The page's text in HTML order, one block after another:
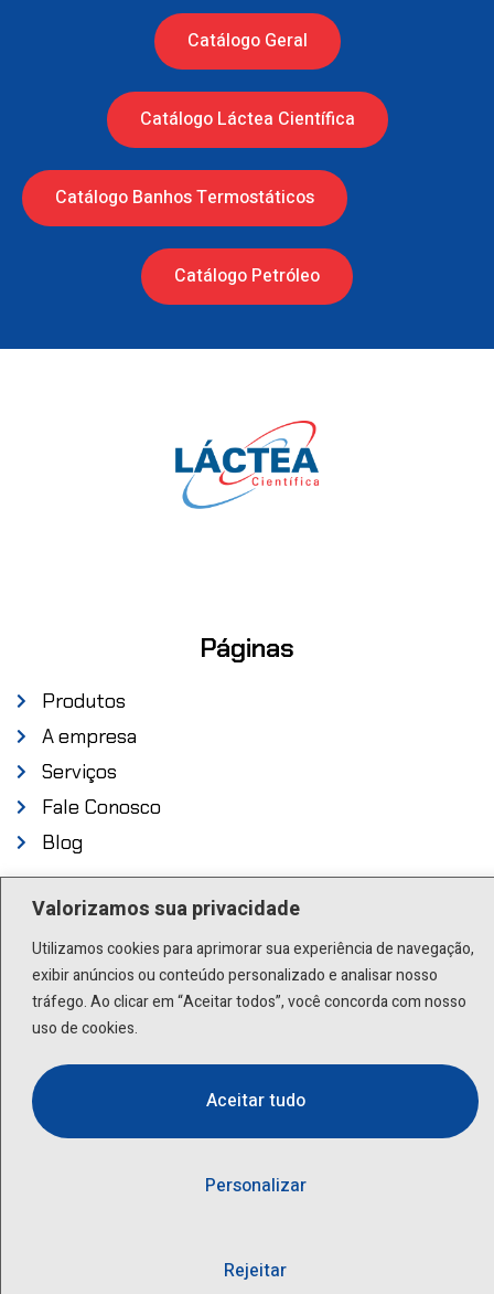
Valorizamos sua privacidade
Utilizamos cookies para aprimorar sua experiência de navegação,
exibir anúncios ou conteúdo personalizado e analisar nosso
tráfego. Ao clicar em “Aceitar todos”, você concorda com nosso
uso de cookies.
Personalizar
Rejeitar
Aceitar tudo
Catálogo Geral
Catálogo Láctea Científica
Catálogo Banhos Termostáticos
Catálogo Petróleo
Páginas
Produtos
A empresa
Serviços
Fale Conosco
Blog
Endereço
Rua Scuvero, 224 - Cambuci São Paulo - SP .
01527-000
(11) 3277-8522 | (11) 9 9505-6392